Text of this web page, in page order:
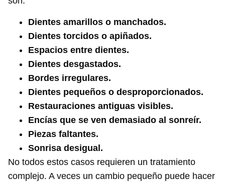
Dientes amarillos o manchados.
Dientes torcidos o apiñados.
Espacios entre dientes.
Dientes desgastados.
Bordes irregulares.
Dientes pequeños o desproporcionados.
Restauraciones antiguas visibles.
Encías que se ven demasiado al sonreír.
Piezas faltantes.
Sonrisa desigual.
No todos estos casos requieren un tratamiento
complejo. A veces un cambio pequeño puede hacer